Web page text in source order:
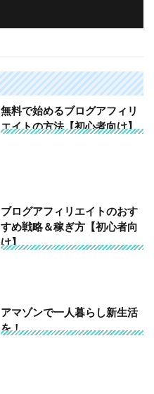
無料で始めるブログアフィリ
エイトの方法【初心者向け】
ブログアフィリエイトのおす
すめ戦略＆稼ぎ方【初心者向
け】
アマゾンで一人暮らし新生活
を！